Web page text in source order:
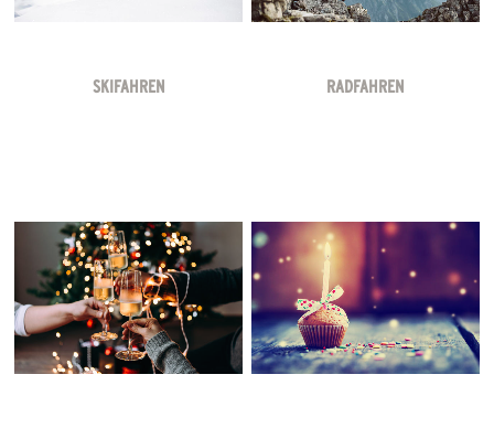
SKIFAHREN RADFAHREN